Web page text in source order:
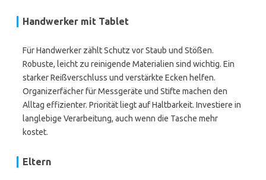
Handwerker mit Tablet
Für Handwerker zählt Schutz vor Staub und Stößen.
Robuste, leicht zu reinigende Materialien sind wichtig. Ein
starker Reißverschluss und verstärkte Ecken helfen.
Organizerfächer für Messgeräte und Stifte machen den
Alltag effizienter. Priorität liegt auf Haltbarkeit. Investiere in
langlebige Verarbeitung, auch wenn die Tasche mehr
kostet.
Eltern